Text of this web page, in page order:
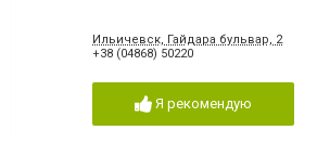
Ильичевск, Гайдара бульвар, 2
+38 (04868) 50220
Я рекомендую